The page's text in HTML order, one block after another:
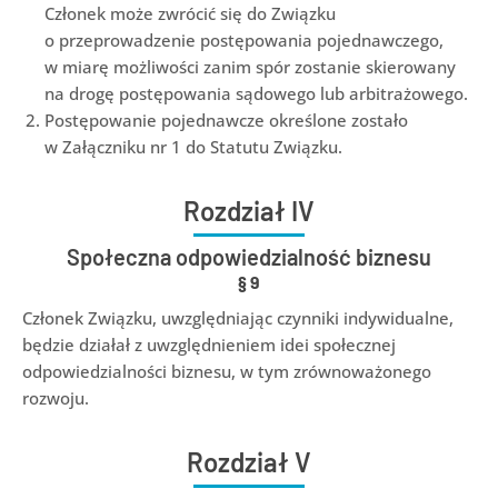
Członek może zwrócić się do Związku
o przeprowadzenie postępowania pojednawczego,
w miarę możliwości zanim spór zostanie skierowany
na drogę postępowania sądowego lub arbitrażowego.
Postępowanie pojednawcze określone zostało
w Załączniku nr 1 do Statutu Związku.
Rozdział IV
Społeczna odpowiedzialność biznesu
§9
Członek Związku, uwzględniając czynniki indywidualne,
będzie działał z uwzględnieniem idei społecznej
odpowiedzialności biznesu, w tym zrównoważonego
rozwoju.
Rozdział V